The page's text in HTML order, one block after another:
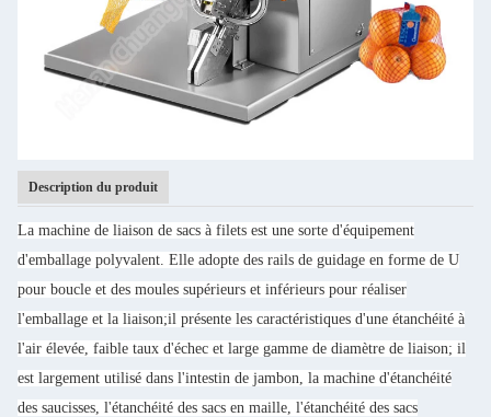
Description du produit
La machine de liaison de sacs à filets est une sorte d'équipement
d'emballage polyvalent. Elle adopte des rails de guidage en forme de U
pour boucle et des moules supérieurs et inférieurs pour réaliser
l'emballage et la liaison;il présente les caractéristiques d'une étanchéité à
l'air élevée, faible taux d'échec et large gamme de diamètre de liaison; il
est largement utilisé dans l'intestin de jambon, la machine d'étanchéité
des saucisses, l'étanchéité des sacs en maille, l'étanchéité des sacs